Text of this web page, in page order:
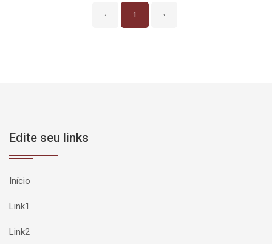
‹ 1 ›
Edite seu links
Início
Link1
Link2